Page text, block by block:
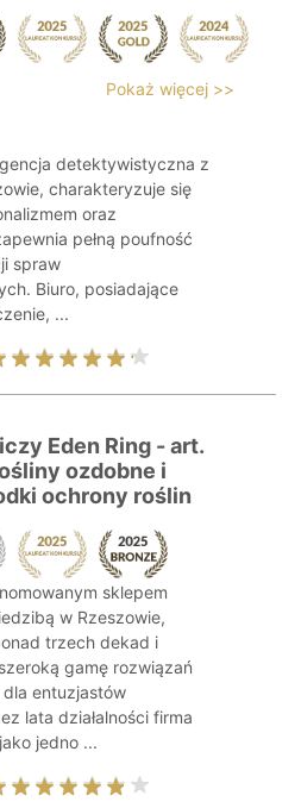
Pokaż więcej >>
detektywistyczna z
charakteryzuje się
oraz
pełną poufność
spraw
Biuro, posiadające
...
Eden Ring - art.
ozdobne i
ochrony roślin
sklepem
w Rzeszowie,
trzech dekad i
gamę rozwiązań
entuzjastów
lata działalności firma
jedno ...